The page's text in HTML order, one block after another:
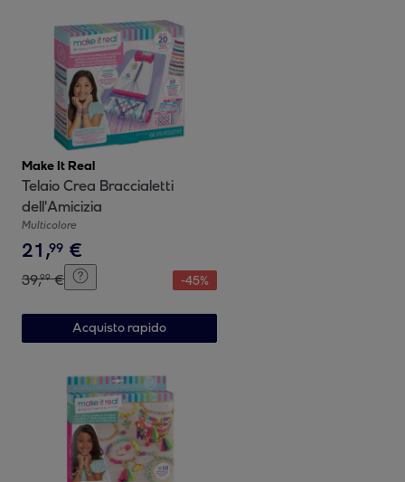
Make It Real
Telaio Crea Braccialetti
dell'Amicizia
Multicolore
21,99 €
39,99 € -45%
Acquisto rapido